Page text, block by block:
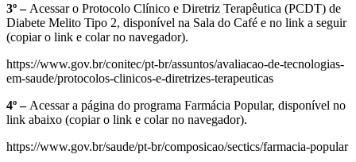
3º – Acessar o Protocolo Clínico e Diretriz Terapêutica (PCDT) de
Diabete Melito Tipo 2, disponível na Sala do Café e no link a seguir
(copiar o link e colar no navegador).
https://www.gov.br/conitec/pt-br/assuntos/avaliacao-de-tecnologias-
em-saude/protocolos-clinicos-e-diretrizes-terapeuticas
4º – Acessar a página do programa Farmácia Popular, disponível no
link abaixo (copiar o link e colar no navegador).
https://www.gov.br/saude/pt-br/composicao/sectics/farmacia-popular